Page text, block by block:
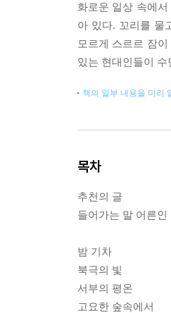
화로운 일상 속에
아 있다. 꼬리를 물
모르게 스르르 잠
있는 현대인들이
책의 일부 내용을 미리
목차
추천의 글
들어가는 말 어른
밤 기차
북극의 빛
서부의 평온
고요한 숲속에서